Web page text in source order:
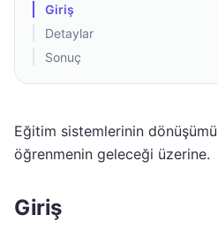
Giriş
Detaylar
Sonuç
Eğitim sistemlerinin
öğrenmenin geleceği üzerine.
Giriş